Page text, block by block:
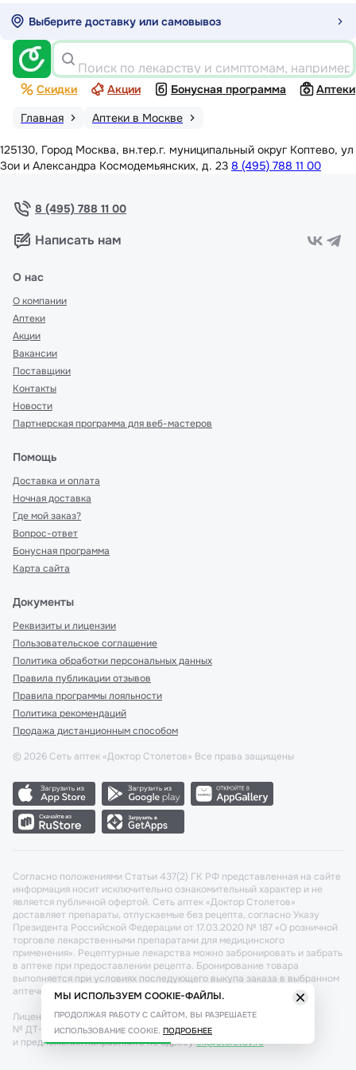
Выберите доставку или самовывоз
Поиск по лекарству и симптомам,
Скидки Акции Бонусная программа
Аптеки
Главная
Аптеки в Москве
125130, Город Москва, вн.тер.г. муниципальный округ Коптево, ул
Зои и Александра Космодемьянских, д. 23 8 (495) 788 11 00
8 (495) 788 11 00
Написать нам
О нас
О компании
Аптеки
Акции
Вакансии
Поставщики
Контакты
Новости
Партнерская программа для веб-мастеров
Помощь
Доставка и оплата
Ночная доставка
Где мой заказ?
Вопрос-ответ
Бонусная программа
Карта сайта
Документы
Реквизиты и лицензии
Пользовательское соглашение
Политика обработки персональных данных
Правила публикации отзывов
Правила программы лояльности
Политика рекомендаций
Продажа дистанционным способом
© 2026 Сеть аптек «Доктор Столетов» Все права защищены
Согласно положениями Статьи 437(2) ГК РФ представленная на сайте
информация носит исключительно ознакомительный характер и не
является публичной офертой. Сеть аптек «Доктор Столетов»
доставляет препараты, отпускаемые без рецепта, согласно Указу
Президента Российской Федерации от 17.03.2020 № 187 «О розничной
торговле лекарственными препаратами для медицинского
применения». Рецептурные лекарства можно забронировать и забрать
в аптеке при предоставлении рецепта. Бронирование товара
выполняется при условиях последующего выкупа заказа в выбранном
аптечном пункте.
Лицензия №: ЛО-77-02-011340 от 22 декабря 2020г. Разрешение
№ ДТ-77-000421 от 25.10.2021 г. Вопросы по заказам, претензии
и предложения направляйте по адресу:cx@stoletov.ru
МЫ ИСПОЛЬЗУЕМ COOKIE-ФАЙЛЫ.
ПРОДОЛЖАЯ РАБОТУ С САЙТОМ, ВЫ РАЗРЕШАЕТЕ
ИСПОЛЬЗОВАНИЕ COOKIE. ПОДРОБНЕЕ